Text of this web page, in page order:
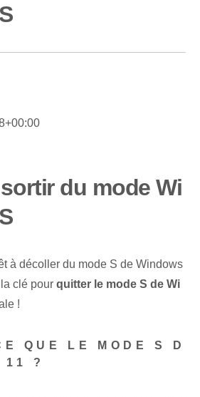
du mode Wi
à décoller du mode S de Windows
clé pour quitter le mode S de Wi
!
QUE LE MODE S D
11 ?